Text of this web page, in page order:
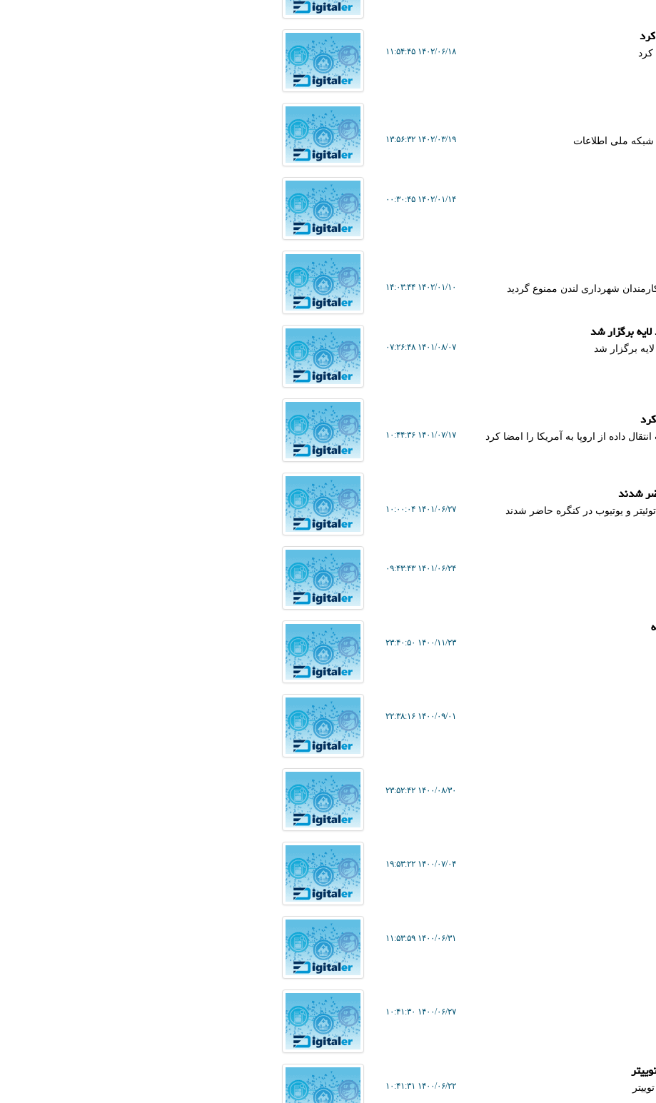
۱۴۰۲/۰۶/۱۸ ۱۱:۵۴:۴۵
شبکه ملی اطلاعات ۱۴۰۲/۰۳/۱۹ ۱۳:۵۶:۳۲
۱۴۰۲/۰۱/۱۴ ۰۰:۳۰:۴۵
شهرداری لندن ممنوع گردید ۱۴۰۲/۰۱/۱۰ ۱۴:۰۳:۴۴
برگزار شد
برگزار شد ۱۴۰۱/۰۸/۰۷ ۰۷:۲۶:۴۸
۱۴۰۱/۰۷/۱۷ ۱۰:۴۴:۳۶
شدند
و یوتیوب در کنگره حاضر شدند ۱۴۰۱/۰۶/۲۷ ۱۰:۰۰:۰۴
۱۴۰۱/۰۶/۲۴ ۰۹:۴۳:۴۳
۱۴۰۰/۱۱/۲۳ ۲۳:۴۰:۵۰
۱۴۰۰/۰۹/۰۱ ۲۲:۳۸:۱۶
۱۴۰۰/۰۸/۳۰ ۲۳:۵۲:۴۲
۱۴۰۰/۰۷/۰۴ ۱۹:۵۳:۲۲
۱۴۰۰/۰۶/۳۱ ۱۱:۵۳:۵۹
۱۴۰۰/۰۶/۲۷ ۱۰:۴۱:۳۰
۱۴۰۰/۰۶/۲۲ ۱۰:۴۱:۳۱